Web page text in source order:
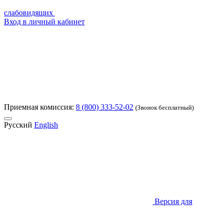
слабовидящих
Вход в личный кабинет
Приемная комиссия: 8 (800) 333-52-02 (Звонок бесплатный)
Русский English
Версия для